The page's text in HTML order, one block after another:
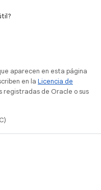
aparecen en esta página
en la Licencia de
registradas de Oracle o sus